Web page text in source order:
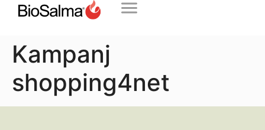
Kampanj
shopping4net